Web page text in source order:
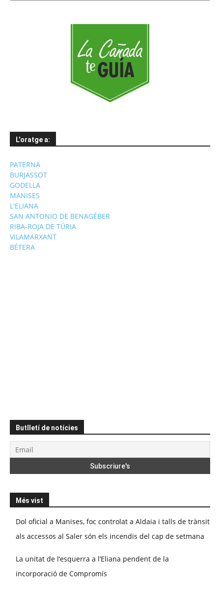
L’oratge a:
PATERNA
BURJASSOT
GODELLA
MANISES
L'ELIANA
SAN ANTONIO DE BENAGÉBER
RIBA-ROJA DE TÚRIA
VILAMARXANT
BÉTERA
Butlletí de notícies
Més vist
Dol oficial a Manises, foc controlat a Aldaia i talls de trànsit
als accessos al Saler són els incendis del cap de setmana
La unitat de l’esquerra a l’Eliana pendent de la
incorporació de Compromís